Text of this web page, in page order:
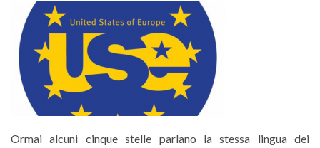
Ormai alcuni cinque stelle parlano la stessa lingua dei